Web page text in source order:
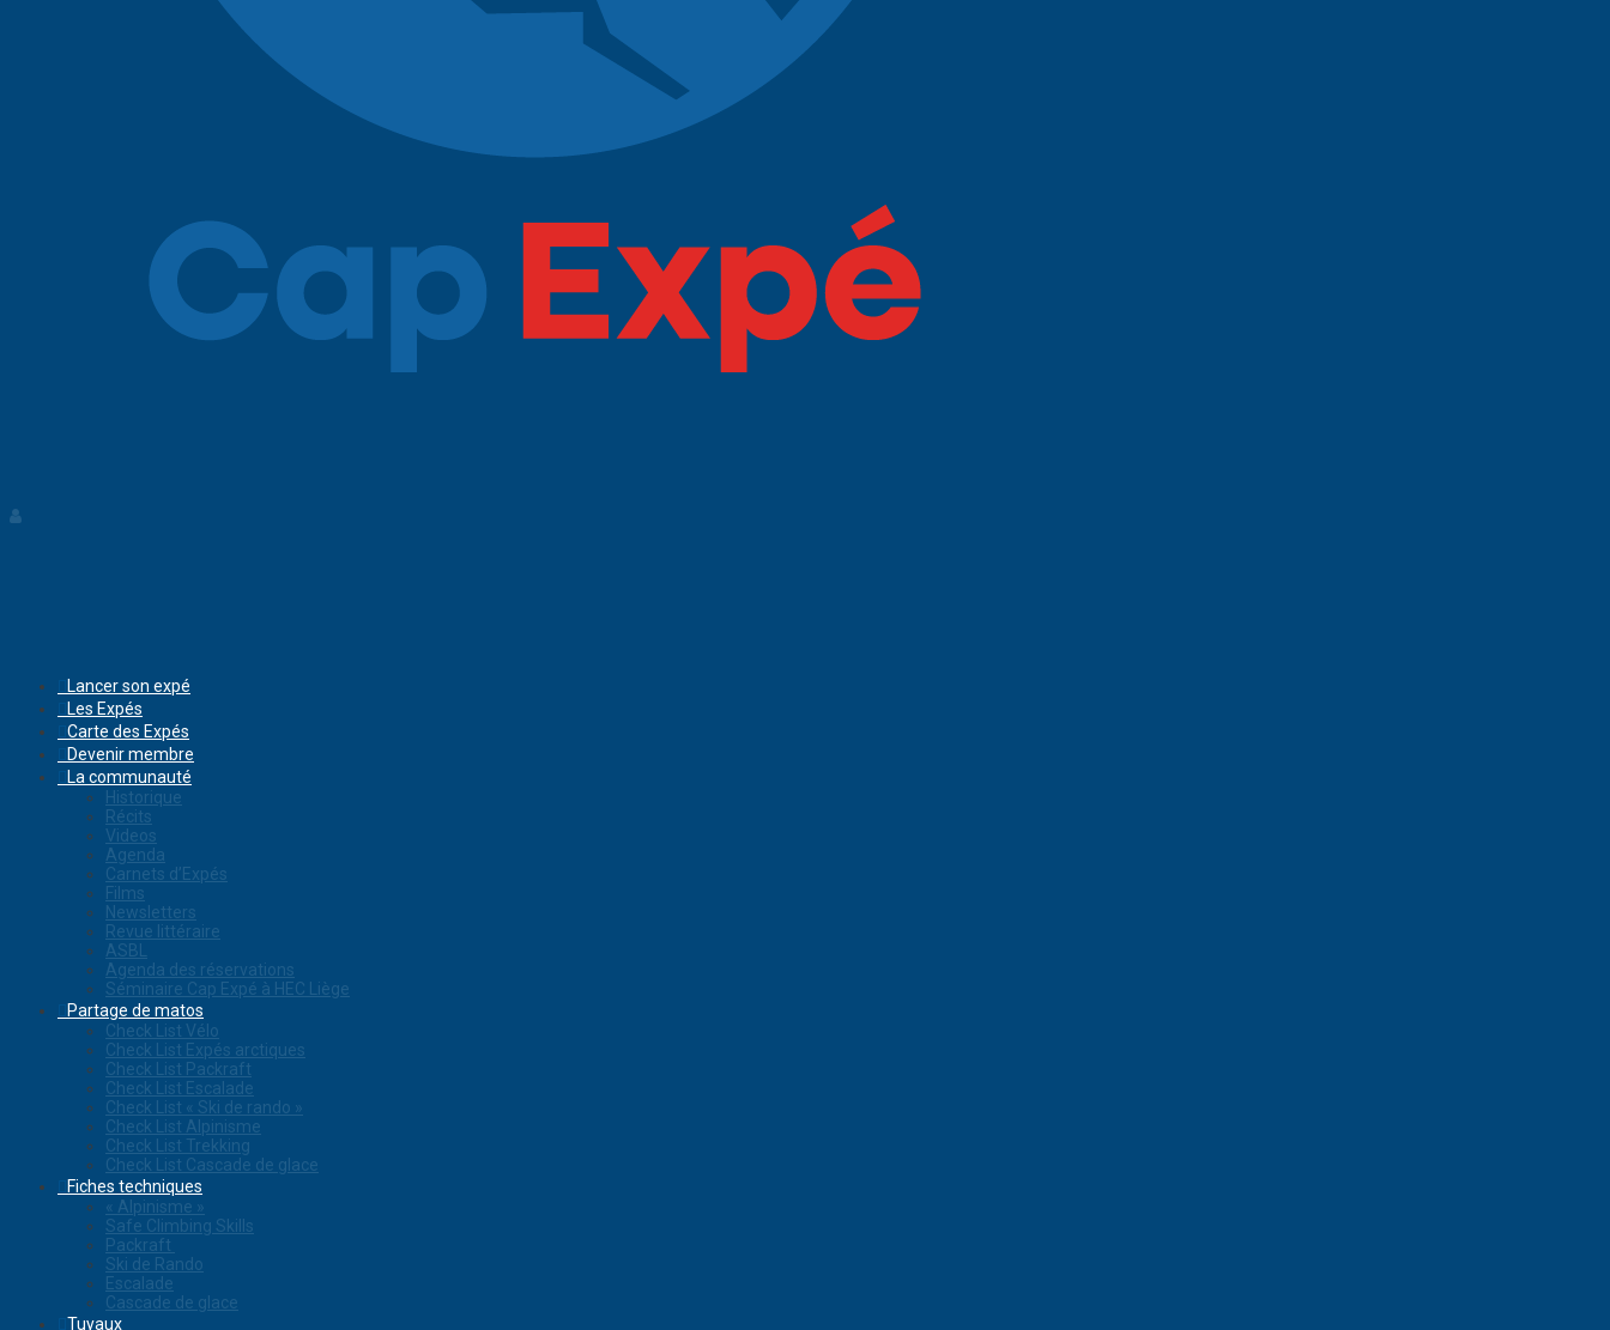
Lancer son expé
Les Expés
Carte des Expés
Devenir membre
La communauté
Historique
Récits
Videos
Agenda
Carnets d’Expés
Films
Newsletters
Revue littéraire
ASBL
Agenda des réservations
Séminaire Cap Expé à HEC Liège
Partage de matos
Check List Vélo
Check List Expés arctiques
Check List Packraft
Check List Escalade
Check List « Ski de rando »
Check List Alpinisme
Check List Trekking
Check List Cascade de glace
Fiches techniques
« Alpinisme »
Safe Climbing Skills
Packraft
Ski de Rando
Escalade
Cascade de glace
Tuyaux